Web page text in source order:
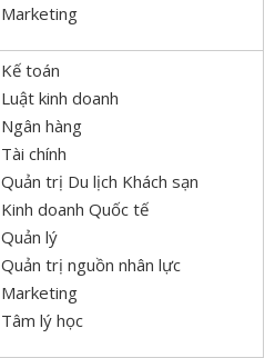
Marketing
Kế toán
Luật kinh doanh
Ngân hàng
Tài chính
Quản trị Du lịch Khách sạn
Kinh doanh Quốc tế
Quản lý
Quản trị nguồn nhân lực
Marketing
Tâm lý học